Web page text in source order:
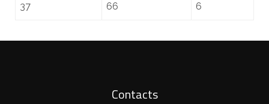
37 66 6
Contacts